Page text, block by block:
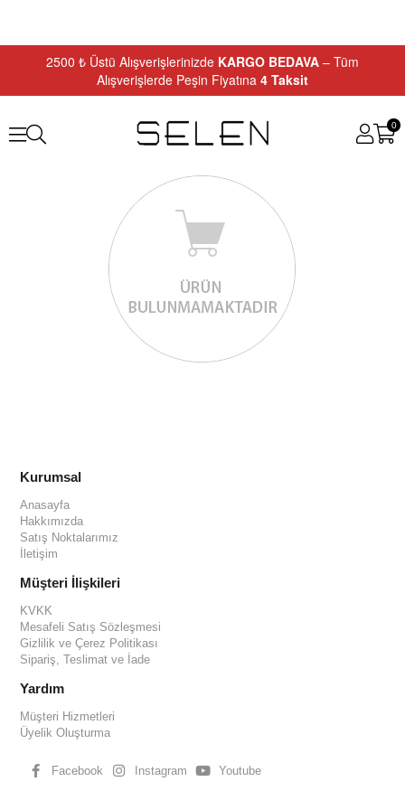
2500 ₺ Üstü Alışverişlerinizde KARGO BEDAVA – Tüm
Alışverişlerde Peşin Fiyatına 4 Taksit
0
Kurumsal
Anasayfa
Hakkımızda
Satış Noktalarımız
İletişim
Müşteri İlişkileri
KVKK
Mesafeli Satış Sözleşmesi
Gizlilik ve Çerez Politikası
Sipariş, Teslimat ve İade
Yardım
Müşteri Hizmetleri
Üyelik Oluşturma
Facebook Instagram Youtube